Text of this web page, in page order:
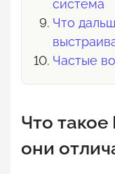
система
Что
Частые
Что
они